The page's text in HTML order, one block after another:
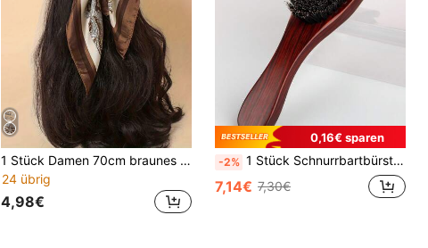
1 Stück Damen 70cm braunes neues Boho-Stil Paisley-Muster Kopftuch, klassisches Seiden-Kopftuch, Damen Kopftuch/Schal Sonnenschutz, geeignet für tägliches und Urlaubs-Tragen, Frühling/Sommer Haartuch, / Stirnband, Damen Haaraccessoire Urlaubs-Bandanas
24 übrig
4,98€
0,16€ sparen
-2% 1 Stück Schnurrbartbürste mit Holzgriff und Wildschweinborsten, Rasierwerkzeug, gebogene Holz-Rasierbürste für Herren, Barbier-Bartbürste, Haarzubehör
7,14€ 7,30€